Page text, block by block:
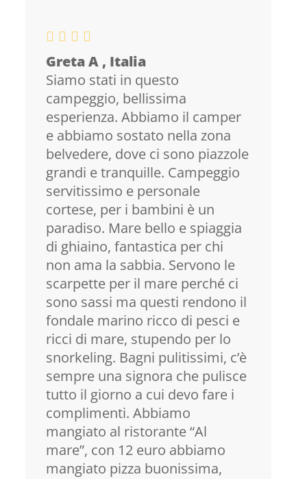
Greta A , Italia
Siamo stati in questo
campeggio, bellissima
esperienza. Abbiamo il camper
e abbiamo sostato nella zona
belvedere, dove ci sono piazzole
grandi e tranquille. Campeggio
servitissimo e personale
cortese, per i bambini è un
paradiso. Mare bello e spiaggia
di ghiaino, fantastica per chi
non ama la sabbia. Servono le
scarpette per il mare perché ci
sono sassi ma questi rendono il
fondale marino ricco di pesci e
ricci di mare, stupendo per lo
snorkeling. Bagni pulitissimi, c’è
sempre una signora che pulisce
tutto il giorno a cui devo fare i
complimenti. Abbiamo
mangiato al ristorante “Al
mare”, con 12 euro abbiamo
mangiato pizza buonissima,